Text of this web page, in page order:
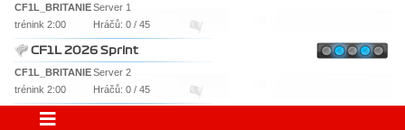
CF1L_BRITANIEServer 1
trénink 2:00
Hráčů: 0 / 45
CF1L 2026 Sprint
CF1L_BRITANIEServer 2
trénink 2:00
Hráčů: 0 / 45